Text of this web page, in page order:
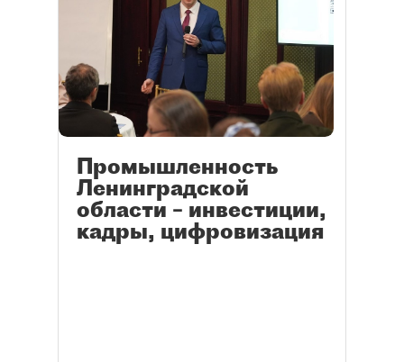
Промышленность
Ленинградской
области – инвестиции,
кадры, цифровизация